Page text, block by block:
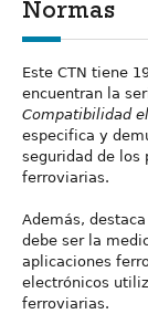
Normas
Este CTN tiene
encuentran la
Compatibilidad
especifica y
seguridad de los
ferroviarias.
Además,
debe ser la
aplicaciones
electrónicos
ferroviarias.